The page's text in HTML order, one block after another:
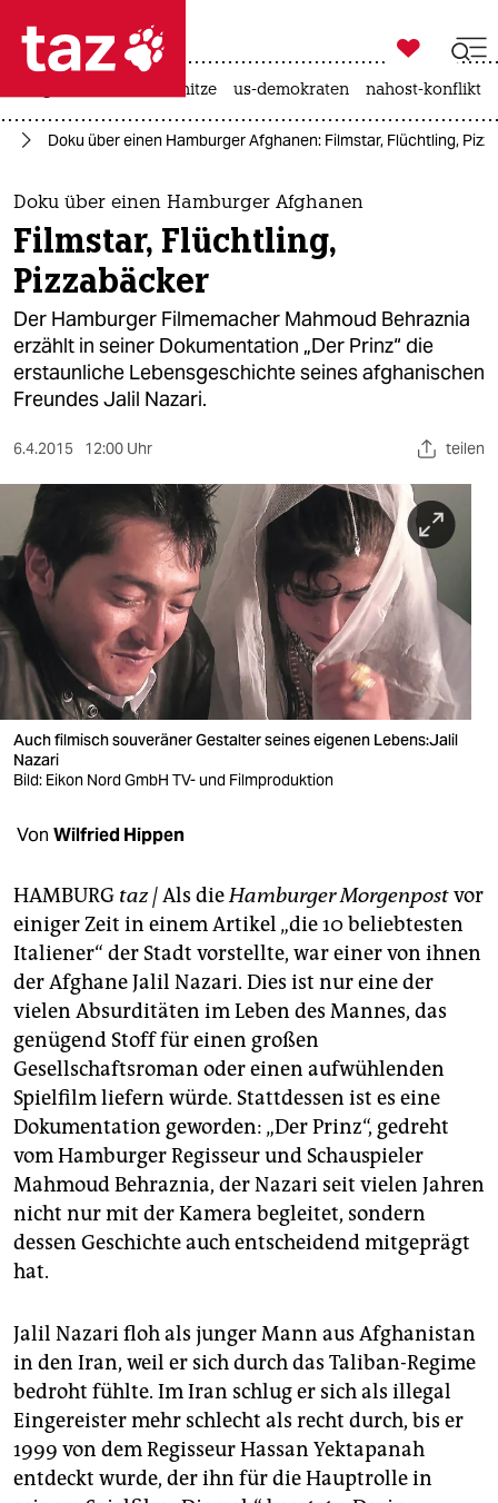
 taz zahl ich
taz zahl ich
themen
politik
öko
gesellschaft
kultur
sport
berlin
nord
wahrheit
verlag
verlag
veranstaltungen
shop
fragen & hilfe
abo
genossenschaft
epaper login

taz zahl ich
hitze us-demokraten nahost-konflikt
Doku über einen Hamburger Afghanen: Filmstar, Flüchtling,
Doku über einen Hamburger Afghanen
Filmstar, Flüchtling,
Pizzabäcker
Der Hamburger Filmemacher Mahmoud Behraznia
erzählt in seiner Dokumentation „Der Prinz“ die
erstaunliche Lebensgeschichte seines afghanischen
Freundes Jalil Nazari.
6.4.2015 12:00 Uhr teilen
Auch filmisch souveräner Gestalter seines eigenen Lebens:Jalil
Nazari
Bild: Eikon Nord GmbH TV- und Filmproduktion
Von Wilfried Hippen
HAMBURG taz |Als dieHamburger Morgenpostvor
einiger Zeit in einem Artikel „die 10 beliebtesten
Italiener“ der Stadt vorstellte, war einer von ihnen
der Afghane Jalil Nazari. Dies ist nur eine der
vielen Absurditäten im Leben des Mannes, das
genügend Stoff für einen großen
Gesellschaftsroman oder einen aufwühlenden
Spielfilm liefern würde. Stattdessen ist es eine
Dokumentation geworden: „Der Prinz“, gedreht
vom Hamburger Regisseur und Schauspieler
Mahmoud Behraznia, der Nazari seit vielen Jahren
nicht nur mit der Kamera begleitet, sondern
dessen Geschichte auch entscheidend mitgeprägt
hat.
Jalil Nazari floh als junger Mann aus Afghanistan
in den Iran, weil er sich durch das Taliban-Regime
bedroht fühlte. Im Iran schlug er sich als illegal
Eingereister mehr schlecht als recht durch, bis er
1999 von dem Regisseur Hassan Yektapanah
entdeckt wurde, der ihn für die Hauptrolle in